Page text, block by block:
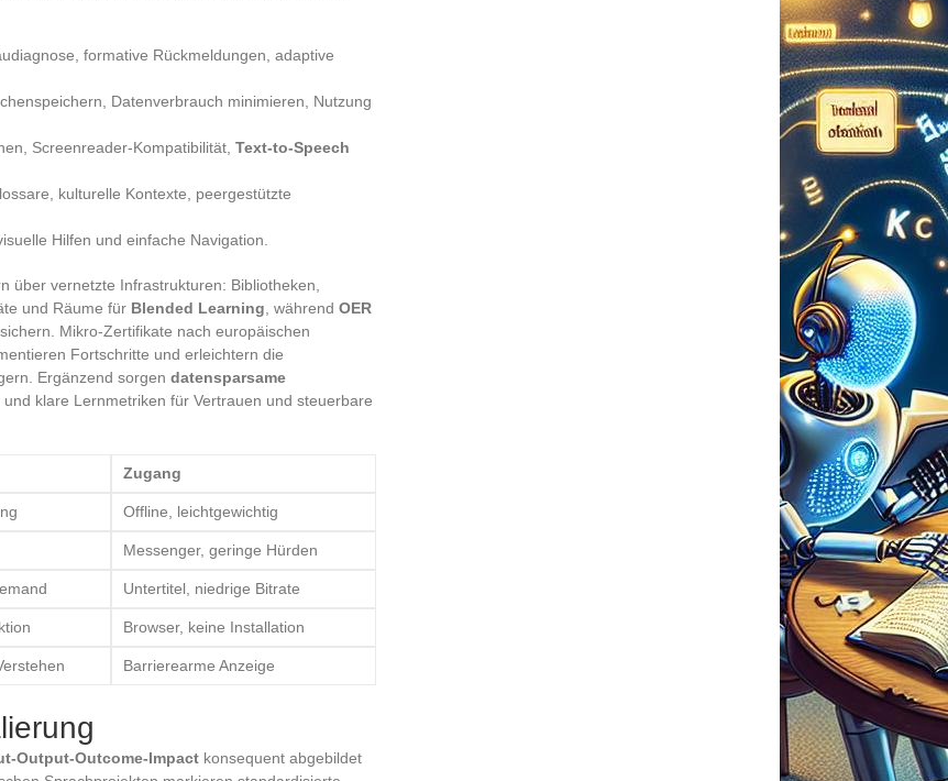
formative Rückmeldungen, adaptive
Datenverbrauch minimieren, Nutzung
Screenreader-Kompatibilität, Text-to-Speech
kulturelle Kontexte, peergestützte
Hilfen und einfache Navigation.
über vernetzte Infrastrukturen: Bibliotheken,
und Räume für Blended Learning , während OER
Mikro-Zertifikate nach europäischen
Fortschritte und erleichtern die
Ergänzend sorgen datensparsame
und klare Lernmetriken für Vertrauen und steuerbare
Zugang
Offline, leichtgewichtig
Messenger, geringe Hürden
Untertitel, niedrige Bitrate
Browser, keine Installation
Barrierearme Anzeige
Output-Outcome-Impact konsequent abgebildet